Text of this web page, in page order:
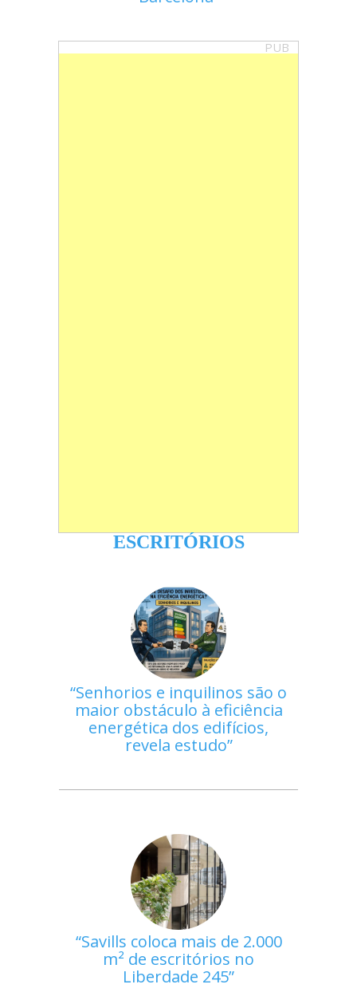
PUB
ESCRITÓRIOS
Senhorios e inquilinos são o
maior obstáculo à eficiência
energética dos edifícios,
revela estudo
Savills coloca mais de 2.000
m² de escritórios no
Liberdade 245